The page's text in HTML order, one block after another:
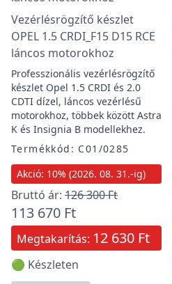
Vezérlésrögzítő készlet
OPEL 1.5 CRDI_F15 D15 RCE
láncos motorokhoz
Professzionális vezérlésrögzítő
készlet Opel 1.5 CRDI és 2.0
CDTI dízel, láncos vezérlésű
motorokhoz, többek között Astra
K és Insignia B modellekhez.
Termékkód: C01/0285
Akció: 10% (2026. 08. 31.-ig)
Bruttó ár: 126 300 Ft
113 670 Ft
Megtakarítás: 12 630 Ft
🟢 Készleten